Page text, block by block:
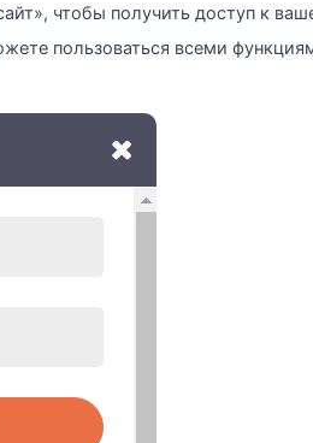
чтобы получить доступ к
пользоваться всеми